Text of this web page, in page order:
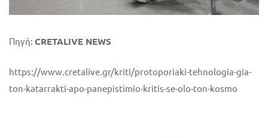
Πηγή: CRETALIVE NEWS
https://www.cretalive.gr/kriti/protoporiaki-tehnologia-gia-
ton-katarrakti-apo-panepistimio-kritis-se-olo-ton-kosmo